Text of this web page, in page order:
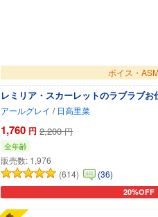
ボイス・
レミリア・スカーレットのラブラブ
アールグレイ / 日高里菜
1,760 円 2,200 円
全年齢
販売数: 1,976
(614)
(36)
20%OFF
カートに